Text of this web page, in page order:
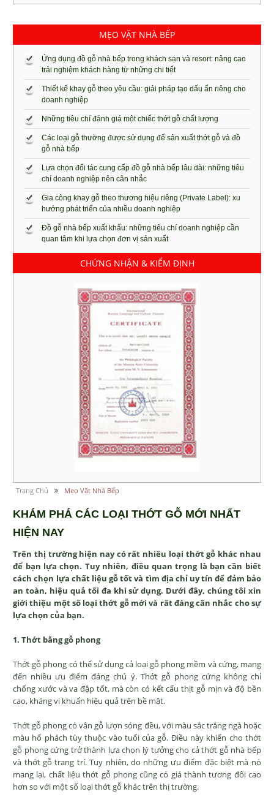
MẸO VẶT NHÀ BẾP
Ứng dụng đồ gỗ nhà bếp trong khách sạn và resort: nâng cao
trải nghiệm khách hàng từ những chi tiết
Thiết kế khay gỗ theo yêu cầu: giải pháp tạo dấu ấn riêng cho
doanh nghiệp
Những tiêu chí đánh giá một chiếc thớt gỗ chất lượng
Các loại gỗ thường được sử dụng để sản xuất thớt gỗ và đồ
gỗ nhà bếp
Lựa chọn đối tác cung cấp đồ gỗ nhà bếp lâu dài: những tiêu
chí doanh nghiệp nên cân nhắc
Gia công khay gỗ theo thương hiệu riêng (Private Label): xu
hướng phát triển của nhiều doanh nghiệp
Đồ gỗ nhà bếp xuất khẩu: những tiêu chí doanh nghiệp cần
quan tâm khi lựa chọn đơn vị sản xuất
CHỨNG NHẬN & KIỂM ĐỊNH
Trang Chủ Mẹo Vặt Nhà Bếp
KHÁM PHÁ CÁC LOẠI THỚT GỖ MỚI NHẤT
HIỆN NAY
Trên thị trường hiện nay có rất nhiều loại thớt gỗ khác nhau
để bạn lựa chọn. Tuy nhiên, điều quan trọng là bạn cần biết
cách chọn lựa chất liệu gỗ tốt và tìm địa chỉ uy tín để đảm bảo
an toàn, hiệu quả tối đa khi sử dụng. Dưới đây, chúng tôi xin
giới thiệu một số loại thớt gỗ mới và rất đáng cân nhắc cho sự
lựa chọn của bạn.
1. Thớt bằng gỗ phong
Thớt gỗ phong có thể sử dụng cả loại gỗ phong mềm và cứng, mang
đến nhiều ưu điểm đáng chú ý. Thớt gỗ phong cứng không chỉ
chống xước và va đập tốt, mà còn có kết cấu thịt gỗ mịn và độ bền
cao, kháng vi khuẩn hiệu quả trên bề mặt.
Thớt gỗ phong có vân gỗ lượn sóng đều, với màu sắc trắng ngà hoặc
màu hổ phách tùy thuộc vào tuổi của gỗ. Điều này khiến cho thớt
gỗ phong cứng trở thành lựa chọn lý tưởng cho cả thớt gỗ nhà bếp
và thớt gỗ trang trí. Tuy nhiên, do những ưu điểm đặc biệt mà nó
mang lại, chất liệu thớt gỗ phong cũng có giá thành tương đối cao
hơn so với một số loại thớt gỗ khác trên thị trường.